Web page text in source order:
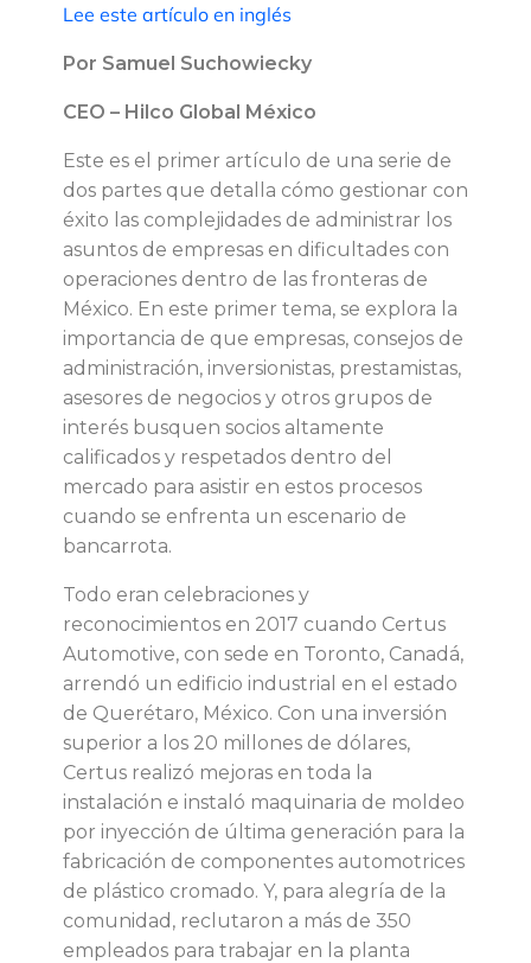
s
o
c
o
a
d
e
c
u
a
d
o
e
s
c
Lee este artículo en inglés
Por Samuel Suchowiecky
CEO – Hilco Global México
Este es el primer artículo de una serie de
dos partes que detalla cómo gestionar con
éxito las complejidades de administrar los
asuntos de empresas en dificultades con
operaciones dentro de las fronteras de
México. En este primer tema, se explora la
importancia de que empresas, consejos de
administración, inversionistas, prestamistas,
asesores de negocios y otros grupos de
interés busquen socios altamente
calificados y respetados dentro del
mercado para asistir en estos procesos
cuando se enfrenta un escenario de
bancarrota.
Todo eran celebraciones y
reconocimientos en 2017 cuando Certus
Automotive, con sede en Toronto, Canadá,
arrendó un edificio industrial en el estado
de Querétaro, México. Con una inversión
superior a los 20 millones de dólares,
Certus realizó mejoras en toda la
instalación e instaló maquinaria de moldeo
por inyección de última generación para la
fabricación de componentes automotrices
de plástico cromado. Y, para alegría de la
comunidad, reclutaron a más de 350
empleados para trabajar en la planta